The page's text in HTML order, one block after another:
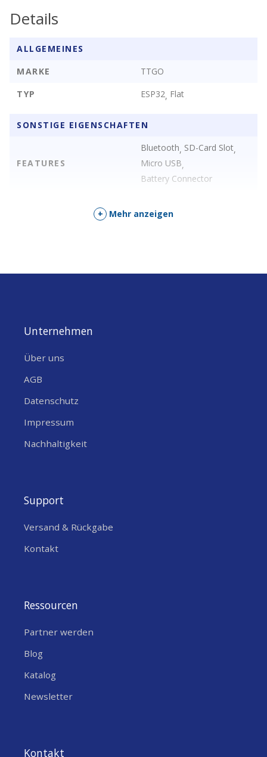
Details
ALLGEMEINES
MARKE
TTGO
TYP
ESP32, Flat
SONSTIGE EIGENSCHAFTEN
FEATURES
Bluetooth, SD-Card Slot,
Micro USB,
Battery Connector
+ Mehr anzeigen
Unternehmen
Über uns
AGB
Datenschutz
Impressum
Nachhaltigkeit
Support
Versand & Rückgabe
Kontakt
Ressourcen
Partner werden
Blog
Katalog
Newsletter
Kontakt